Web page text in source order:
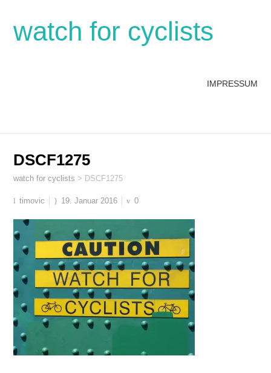
watch for cyclists
IMPRESSUM
DSCF1275
watch for cyclists > DSCF1275
timovic 19. Januar 2016 0